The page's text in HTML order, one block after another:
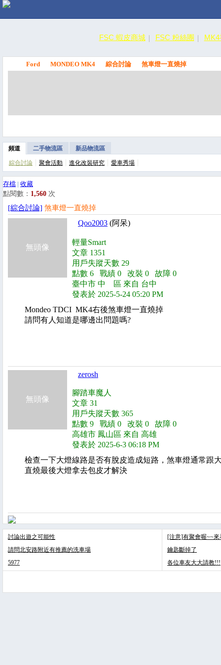
FSC 蝦皮商城 FSC 粉絲團
Ford MONDEO MK4 綜合討論 煞車燈一直燒掉
頻道 二手物流區 新品物流區
綜合討論 聚會活動 進化改裝研究 愛車秀場
存檔 | 收藏
點閱數： 1,560 次
[綜合討論] 煞車燈一直燒掉
無頭像
Qoo2003 (阿呆)
輕量Smart
文章 1351
用戶失蹤天數 29
點數 6 戰績 0 改裝 0 故障 0
臺中市 中 區 來自 台中
發表於 2025-5-24 05:20 PM
Mondeo TDCI MK4右後煞車燈一直燒掉
請問有人知道是哪邊出問題嗎?
無頭像
zerosh
腳踏車魔人
文章 31
用戶失蹤天數 365
點數 9 戰績 0 改裝 0 故障 0
高雄市 鳳山區 來自 高雄
發表於 2025-6-3 06:18 PM
檢查一下大燈線路是否有脫皮造成短路，煞車燈通常跟
直燒最後大燈拿去包皮才解決
討論出遊之可能性
請問北安路附近有推薦的洗車場
5977
[注意]有聚會喔~~來
鑰匙斷掉了
各位車友大大請教!!!